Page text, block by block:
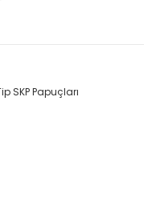
SKP Papuçları